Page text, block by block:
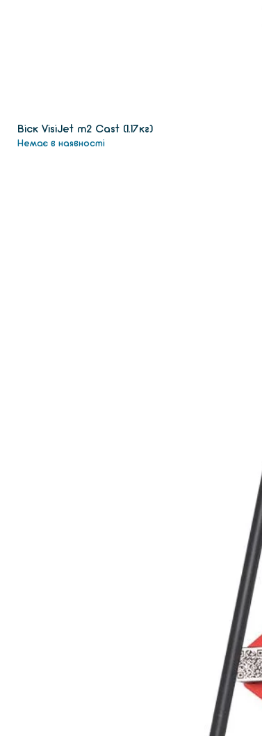
Віск VisiJet m2 Сast (1.17кг)
Немає в наявності